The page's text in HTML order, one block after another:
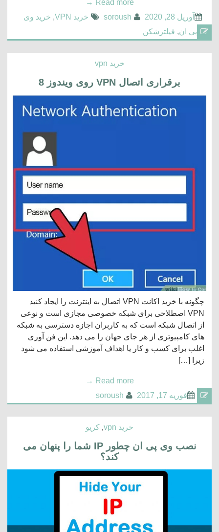
Read more
→
آوریل 28, 2020
soroush خرید VPN , خرید وی
پی ان, فیلترشکن
خرید vpn
برقراری اتصال VPN روی ویندوز 8
چگونه با خرید اکانت VPN اتصال به اینترنت را ایجاد کنید
VPN اصطلاحی برای شبکه خصوصی مجازی است و نوعی
از اتصال شبکه است که به کاربران اجازه دسترسی به شبکه
های کامپیوتری از هر جای جهان را می دهد. این فن آوری
اغلب برای کسب و کار یا اهداف آموزشی استفاده می شود
زیرا […]
Read more
→
فوریه 17, 2017
soroush
خرید vpn , کریو
نصب وی پی ان چطور IP شما را پنهان می
کند؟